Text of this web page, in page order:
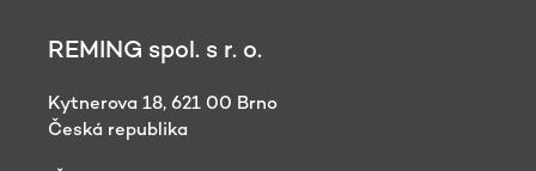
REMING spol. s r. o.
Kytnerova 18, 621 00 Brno
Česká republika